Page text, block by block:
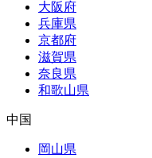
大阪府
兵庫県
京都府
滋賀県
奈良県
和歌山県
中国
岡山県